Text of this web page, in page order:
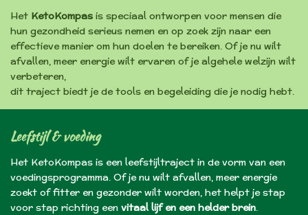
Het KetoKompas is speciaal ontworpen voor mensen die
hun gezondheid serieus nemen en op zoek zijn naar een
effectieve manier om hun doelen te bereiken. Of je nu wilt
afvallen, meer energie wilt ervaren of je algehele welzijn wilt
verbeteren,
dit traject biedt je de tools en begeleiding die je nodig hebt.
Leefstijl & voeding
Het KetoKompas is een leefstijltraject in de vorm van een
voedingsprogramma. Of je nu wilt afvallen, meer energie
zoekt of fitter en gezonder wilt worden, het helpt je stap
voor stap richting een vitaal lijf en een helder brein.